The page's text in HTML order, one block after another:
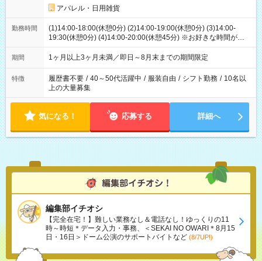
アパレル・日用雑貨
勤務時間
(1)14:00-18:00(休憩0分) (2)14:00-19:00(休憩0分) (3)14:00-
19:30(休憩0分) (4)14:00-20:00(休憩45分) ※お好きな時間が選べ
ます
期間 1ヶ月以上3ヶ月未満／即日～8月末までの期間限定
特徴 履歴書不要 / 40～50代活躍中 / 服装自由 / シフト勤務 / 10名以
上の大量募集
気になる！ 応募する 詳細へ
編集部イチオシ
【完全在宅！】難しい業務なし＆電話なし！ゆっくりの11
時～時短＊データ入力・事務、＜SEKAI NO OWARI＊8月15
日・16日＞ドーム公演のサポートバイトなど (8/7UP!)